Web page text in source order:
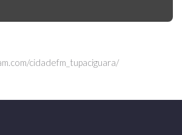
cidadefm_tupaciguara/